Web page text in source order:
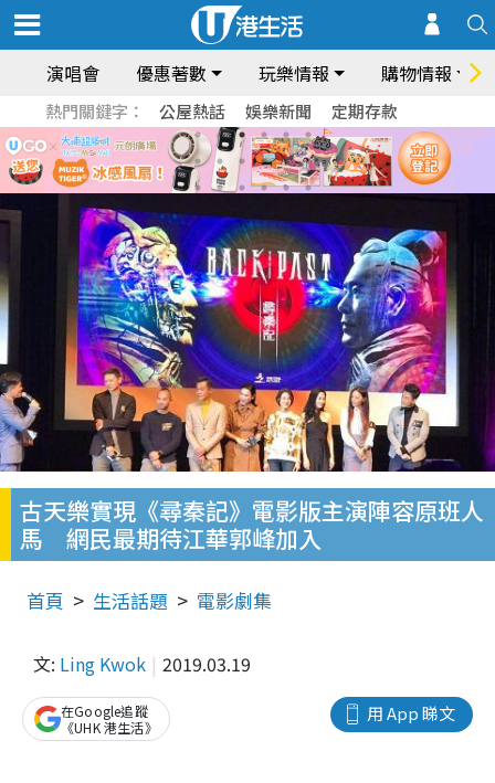
演唱會 優惠著數 玩樂情報 購物情報
熱門關鍵字： 公屋熱話 娛樂新聞 定期存款
古天樂實現《尋秦記》電影版主演陣容原班人
馬 網民最期待江華郭峰加入
首頁 生活話題 電影劇集
文: Ling Kwok 2019.03.19
用 App 睇文
在Google追蹤
《UHK 港生活》